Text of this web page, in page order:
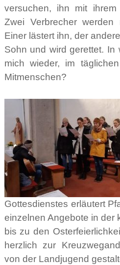
versuchen, ihn mit
Zwei Verbrecher werden
Einer lästert ihn, der
Sohn und wird gerettet. In
mich wieder, im
Mitmenschen?
Gottesdienstes erläutert
einzelnen Angebote in der
bis zu den
herzlich zur
von der Landjugend